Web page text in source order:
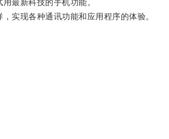
最新科技的手机功能。
实现各种通讯功能和应用程序的体验。